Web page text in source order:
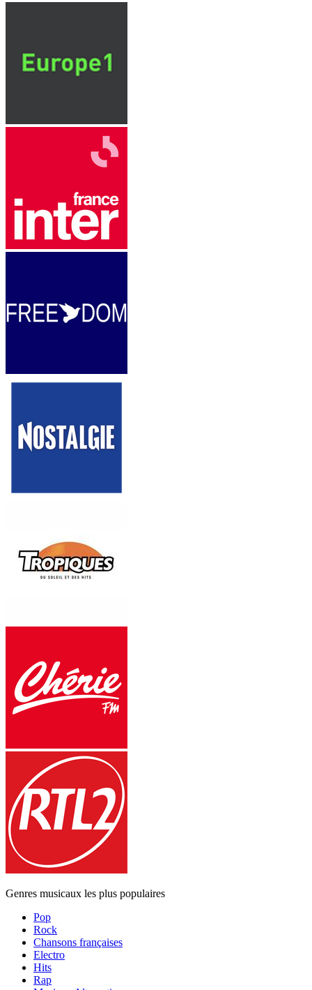
Genres musicaux les plus populaires
Pop
Rock
Chansons françaises
Electro
Hits
Rap